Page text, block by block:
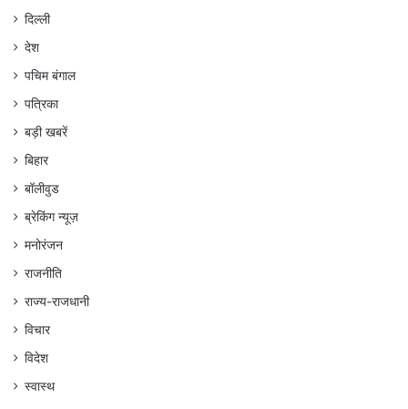
दिल्ली
देश
पचिम बंगाल
पत्रिका
बड़ी खबरें
बिहार
बॉलीवुड
ब्रेकिंग न्यूज़
मनोरंजन
राजनीति
राज्य-राजधानी
विचार
विदेश
स्वास्थ